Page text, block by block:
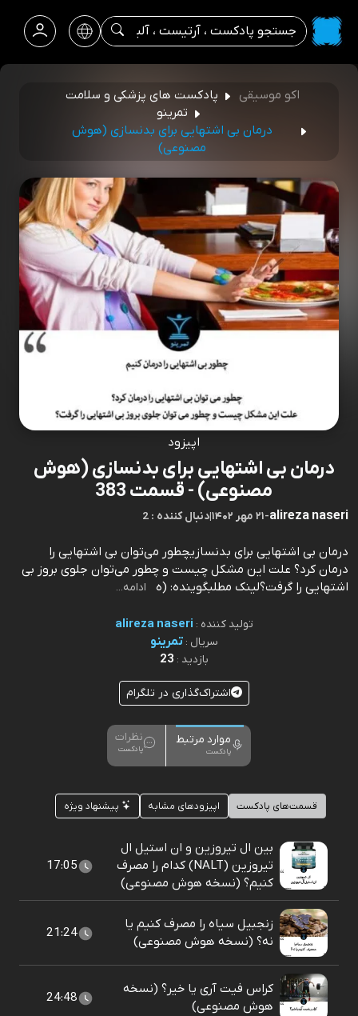
اکو موسیقی
پادکست های پزشکی و سلامت
تمرینو
درمان بی اشتهایی برای بدنسازی (هوش
مصنوعی)
اپیزود
درمان بی اشتهایی برای بدنسازی (هوش
مصنوعی) - قسمت 383
alireza naseri
-۲۱ مهر ۱۴۰۲ |2 : دنبال کننده
درمان بی اشتهایی برای بدنسازیچطور می‌توان بی اشتهایی را
درمان کرد؟ علت این مشکل چیست و چطور می‌توان جلوی بروز بی
اشتهایی را گرفت؟⁠⁠⁠⁠⁠⁠⁠⁠⁠⁠⁠⁠⁠⁠⁠⁠⁠⁠⁠⁠⁠⁠⁠⁠⁠⁠⁠⁠⁠⁠⁠⁠⁠⁠⁠⁠⁠⁠⁠⁠⁠⁠⁠⁠⁠⁠⁠⁠⁠⁠⁠⁠⁠⁠⁠⁠⁠⁠⁠⁠⁠⁠⁠⁠⁠⁠لینک مطلب⁠⁠⁠⁠⁠⁠⁠⁠⁠⁠⁠⁠⁠⁠⁠⁠⁠⁠⁠⁠⁠⁠⁠⁠⁠⁠⁠⁠⁠⁠⁠⁠⁠⁠⁠⁠⁠⁠⁠⁠⁠⁠⁠⁠⁠⁠⁠⁠⁠⁠⁠⁠⁠⁠⁠⁠⁠⁠⁠⁠⁠⁠⁠⁠⁠⁠گوینده: (ه
ادامه...
تولید کننده : alireza naseri
سریال :تمرینو
بازدید : 23
اشتراک‌گذاری در تلگرام
موارد مرتبط
پادکست
نظرات
پادکست
قسمت‌های پادکست اپیزودهای مشابه پیشنهاد ویژه
بین ال تیروزین و ان استیل ال
تیروزین (NALT) کدام را مصرف
کنیم؟ (نسخه هوش مصنوعی)
17:05
زنجبیل سیاه را مصرف کنیم یا
نه؟ (نسخه هوش مصنوعی)
21:24
کراس فیت آری یا خیر؟ (نسخه
هوش مصنوعی)
24:48